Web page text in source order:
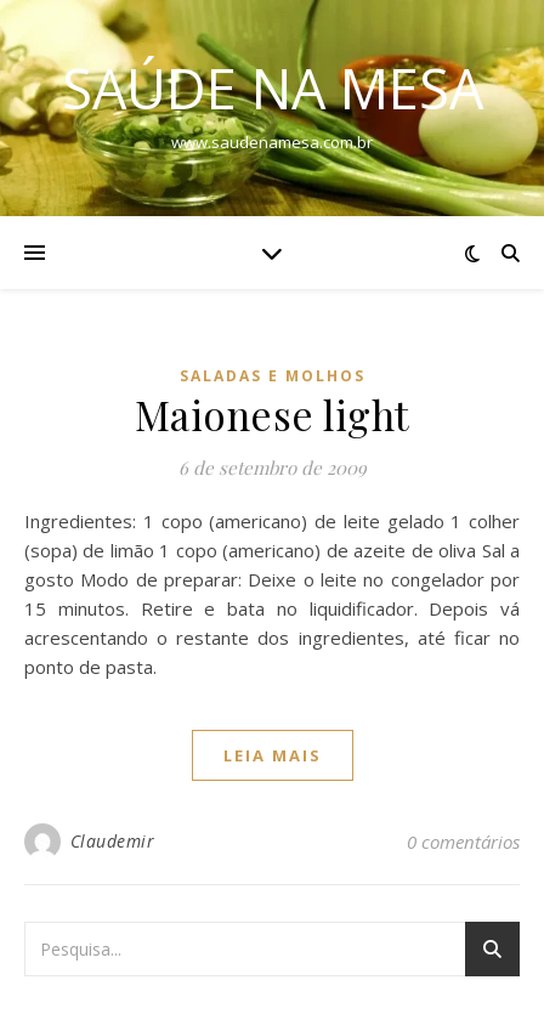
SAÚDE NA MESA
www.saudenamesa.com.br
SALADAS E MOLHOS
Maionese light
6 de setembro de 2009
Ingredientes: 1 copo (americano) de leite gelado 1 colher
(sopa) de limão 1 copo (americano) de azeite de oliva Sal a
gosto Modo de preparar: Deixe o leite no congelador por
15 minutos. Retire e bata no liquidificador. Depois vá
acrescentando o restante dos ingredientes, até ficar no
ponto de pasta.
LEIA MAIS
Claudemir 0 comentários